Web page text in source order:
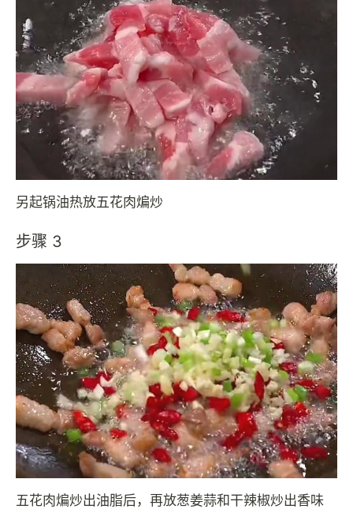
另起锅油热放五花肉煸炒
步骤 3
五花肉煸炒出油脂后，再放葱姜蒜和干辣椒炒出香味